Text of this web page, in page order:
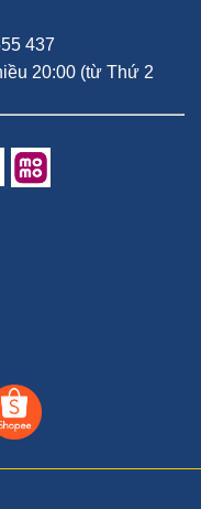
437
20:00 (từ Thứ 2